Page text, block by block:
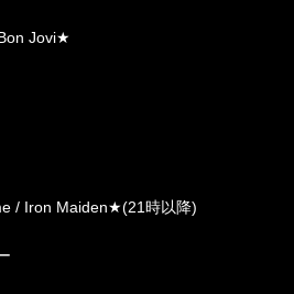
Jovi★
/ Iron Maiden★(21時以降)